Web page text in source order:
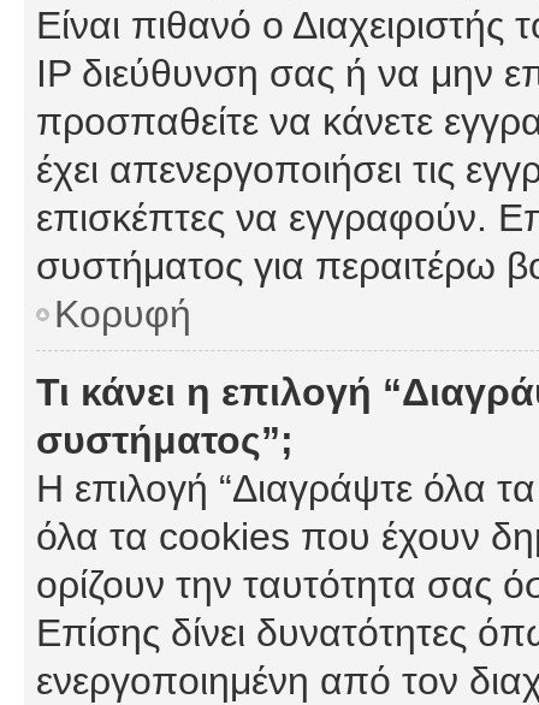
Είναι πιθανό ο
IP διεύθυνση σας ή να μην
προσπαθείτε να κάνετε
έχει απενεργοποιήσει τις
επισκέπτες να εγγραφούν.
συστήματος για περαιτέρω
Κορυφή
Τι κάνει η επιλογή
συστήματος”;
Η επιλογή “Διαγράψτε όλα
όλα τα cookies που έχουν
ορίζουν την ταυτότητα σας
Επίσης δίνει δυνατότητες
ενεργοποιημένη από τον